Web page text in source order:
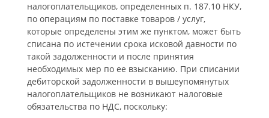
налогоплательщиков, определенных п. 187.10 НКУ,
по операциям по поставке товаров / услуг,
которые определены этим же пунктом, может быть
списана по истечении срока исковой давности по
такой задолженности и после принятия
необходимых мер по ее взысканию. При списании
дебиторской задолженности в вышеупомянутых
налогоплательщиков не возникают налоговые
обязательства по НДС, поскольку: